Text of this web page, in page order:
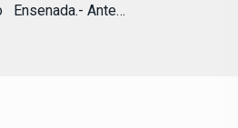
Ensenada.- Ante…